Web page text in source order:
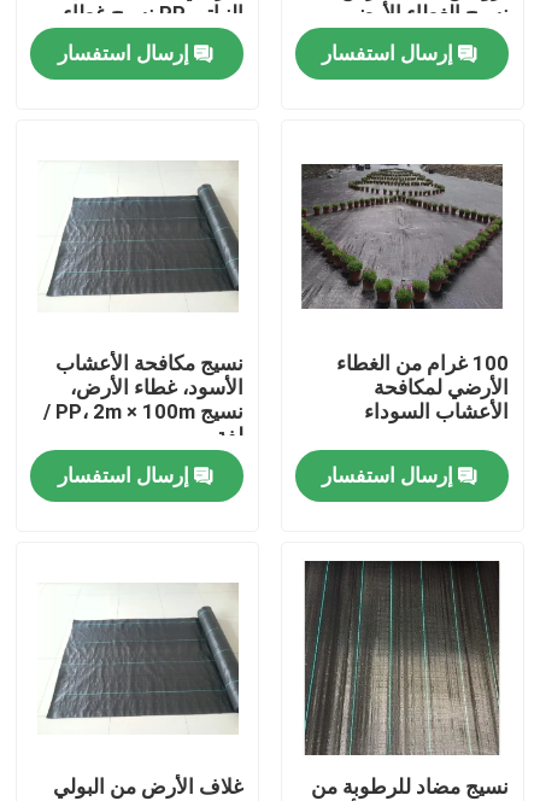
المنتجات
حول بنا
اتصل بنا
طلب اقتباس
Russian website
الستار المغناطيسي للباب
شاشة النافذة
شبكة ظلال PE
نسيج الغطاء الأرضي
الحاجز الأعشاب الحشرية
إرسال استفسار
النباتي PP نسيج غطاء
الأرضي
إرسال استفسار
100 غرام من الغطاء
الأرضي لمكافحة
الأعشاب السوداء
إرسال استفسار
نسيج مكافحة الأعشاب
الأسود، غطاء الأرض،
نسيج PP، 2m × 100m /
لفة
إرسال استفسار
نسيج مضاد للرطوبة من
غلاف الأرض من البولي